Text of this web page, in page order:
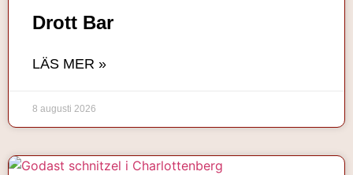
Drott Bar
LÄS MER »
8 augusti 2026